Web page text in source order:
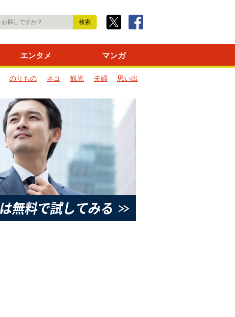
エンタメ マンガ
のりもの ネコ 観光 夫婦
思い出